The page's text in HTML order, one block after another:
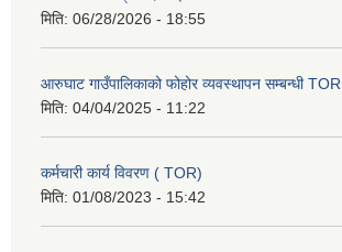
मिति: 06/28/2026 - 18:55
आरुघाट गाउँपालिकाको फोहोर व्यवस्थापन सम्बन्धी TOR
मिति: 04/04/2025 - 11:22
कर्मचारी कार्य विवरण ( TOR)
मिति: 01/08/2023 - 15:42